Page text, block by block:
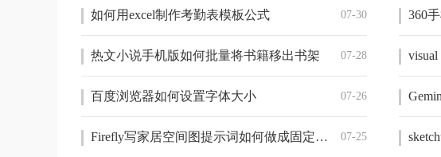
07-30
如何用excel制作考勤表模板公式 360
07-28
热文小说手机版如何批量将书籍移出书架
07-26
百度浏览器如何设置字体大小
07-25
Firefly写家居空间图提示词如何做成固定工作流